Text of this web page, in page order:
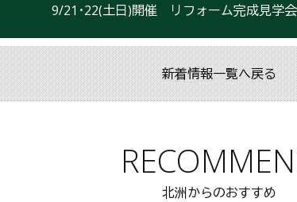
9/21･22(土日)開催 リフォーム完成見学会
新着情報一覧へ戻る
北洲からのおすすめ